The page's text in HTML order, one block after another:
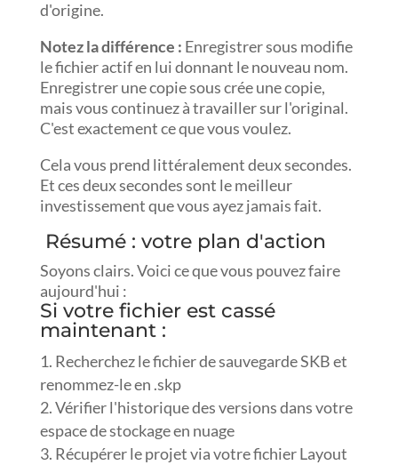
d'origine.
Notez la différence : Enregistrer sous modifie
le fichier actif en lui donnant le nouveau nom.
Enregistrer une copie sous crée une copie,
mais vous continuez à travailler sur l'original.
C'est exactement ce que vous voulez.
Cela vous prend littéralement deux secondes.
Et ces deux secondes sont le meilleur
investissement que vous ayez jamais fait.
Résumé : votre plan d'action
Soyons clairs. Voici ce que vous pouvez faire
aujourd'hui :
Si votre fichier est cassé
maintenant :
Recherchez le fichier de sauvegarde SKB et
renommez-le en .skp
Vérifier l'historique des versions dans votre
espace de stockage en nuage
Récupérer le projet via votre fichier Layout